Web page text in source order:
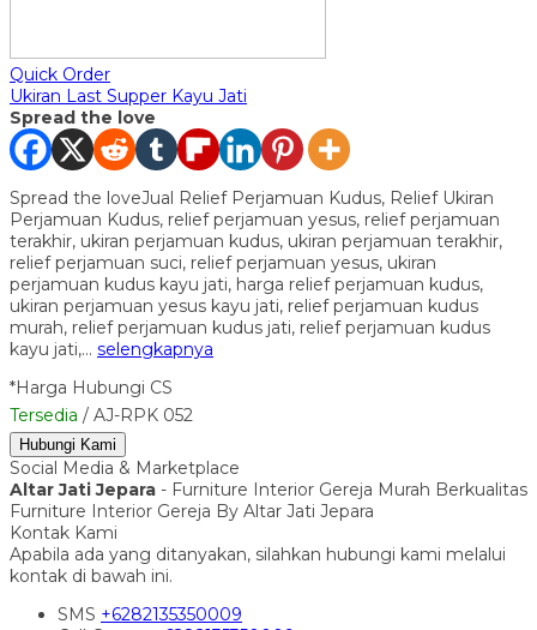
Quick Order
Ukiran Last Supper Kayu Jati
Spread the love
Spread the loveJual Relief Perjamuan Kudus, Relief Ukiran
Perjamuan Kudus, relief perjamuan yesus, relief perjamuan
terakhir, ukiran perjamuan kudus, ukiran perjamuan terakhir,
relief perjamuan suci, relief perjamuan yesus, ukiran
perjamuan kudus kayu jati, harga relief perjamuan kudus,
ukiran perjamuan yesus kayu jati, relief perjamuan kudus
murah, relief perjamuan kudus jati, relief perjamuan kudus
kayu jati,… selengkapnya
*Harga Hubungi CS
Tersedia / AJ-RPK 052
Hubungi Kami
Social Media & Marketplace
Altar Jati Jepara - Furniture Interior Gereja Murah Berkualitas
Furniture Interior Gereja By Altar Jati Jepara
Kontak Kami
Apabila ada yang ditanyakan, silahkan hubungi kami melalui
kontak di bawah ini.
SMS +6282135350009